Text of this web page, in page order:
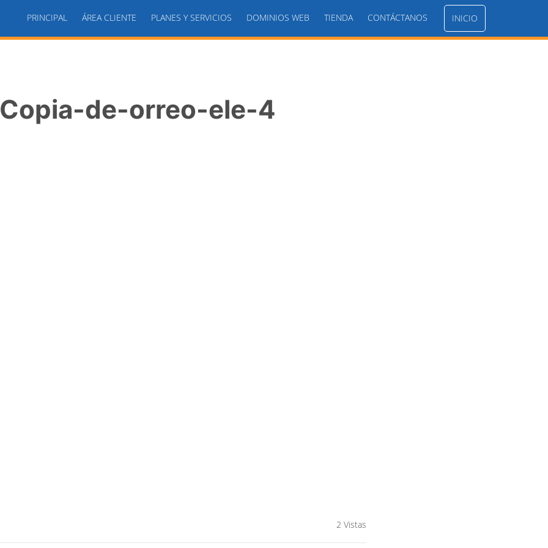
PRINCIPAL ÁREA CLIENTE PLANES Y SERVICIOS DOMINIOS WEB TIENDA CONTÁCTANOS INICIO
de-orreo-ele-4
2 Vistas